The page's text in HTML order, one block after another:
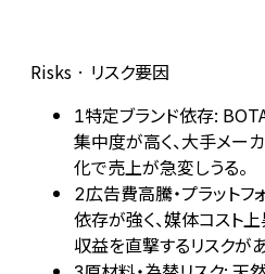
Risks · リスク要因
1特定ブランド依存:
集中度が高く、大手メー
化で売上が急変しうる。
2広告費高騰・プラット
依存が強く、媒体コスト
収益を直撃するリスクがあ